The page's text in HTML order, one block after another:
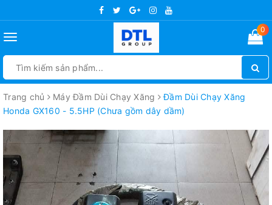
Toggle
0
Trang chủ Máy Đầm Dùi Chạy Xăng
Đầm Dùi Chạy Xăng
Honda GX160 - 5.5HP (Chưa gồm dây dầm)